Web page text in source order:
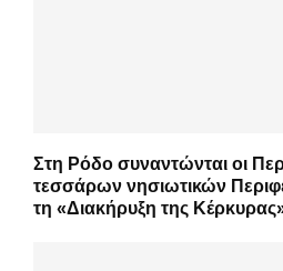
Στη Ρόδο συναντώνται οι
τεσσάρων νησιωτικών
τη «Διακήρυξη της